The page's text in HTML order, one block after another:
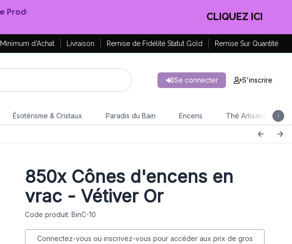
Produits
EN PROFITER !
d'Achat Livraison Remise de Fidélité Statut Gold Remise Sur Quantité
Se connecter S'inscrire
Ésotérisme & Cristaux Paradis du Bain Encens Thé Artisanal
850x Cônes d'encens en
vrac - Vétiver Or
Code produit: BinC-10
Connectez-vous ou inscrivez-vous pour accéder aux prix de gros